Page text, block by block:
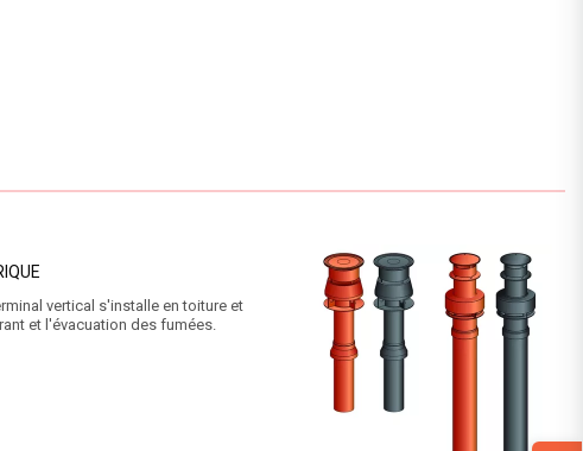
vertical s'installe en toiture et
et l'évacuation des fumées.